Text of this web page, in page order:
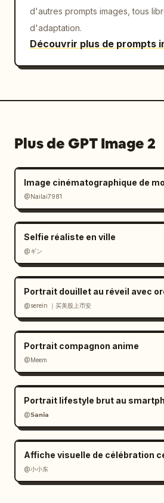
d'autres prompts images, tous
d'adaptation.
Découvrir plus de prompts
Plus de GPT Image 2
@Nailai7981
Selfie réaliste en ville
@ギン
Portrait douillet au réveil avec
@serein ｜买美股上币安
Portrait compagnon anime
@Meem
Portrait lifestyle brut au
@𝗦𝗮𝗻𝗶𝗮
Affiche visuelle de célébration
@小小东